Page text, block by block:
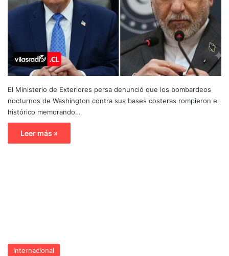
El Ministerio de Exteriores persa denunció que los bombardeos
nocturnos de Washington contra sus bases costeras rompieron el
histórico memorando…
Leer más »
Internacional